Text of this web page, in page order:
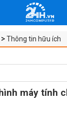
Thông tin hữu ích
máy tính